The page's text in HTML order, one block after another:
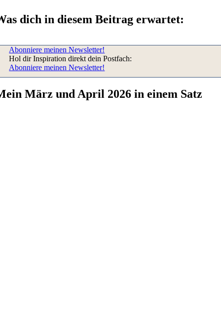
dich in diesem Beitrag erwartet:
Abonniere meinen Newsletter!
Hol dir Inspiration direkt dein Postfach:
Abonniere meinen Newsletter!
März und April 2026 in einem Satz